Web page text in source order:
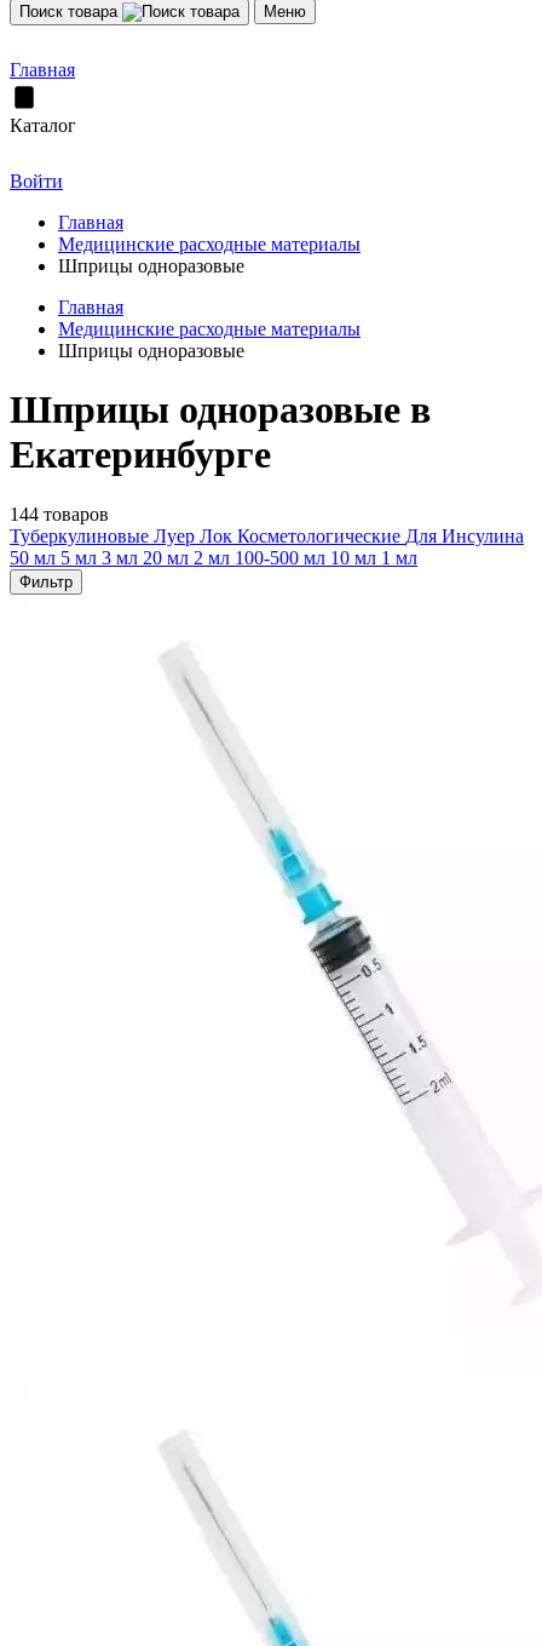
Поиск товара Меню
Главная
Каталог
Войти
Главная
Медицинские расходные материалы
Шприцы одноразовые
Главная
Медицинские расходные материалы
Шприцы одноразовые
Шприцы одноразовые в
Екатеринбурге
144 товаров
Туберкулиновые Луер Лок Косметологические Для Инсулина
50 мл 5 мл 3 мл 20 мл 2 мл 100-500 мл 10 мл 1 мл
Фильтр